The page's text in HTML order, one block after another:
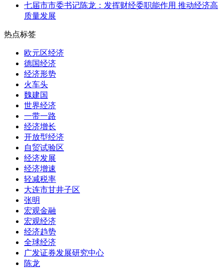
七届市市委书记陈龙：发挥财经委职能作用 推动经济高
质量发展
热点标签
欧元区经济
德国经济
经济形势
火车头
魏建国
世界经济
一带一路
经济增长
开放型经济
自贸试验区
经济发展
经济增速
轻减税率
大连市甘井子区
张明
宏观金融
宏观经济
经济趋势
全球经济
广发证券发展研究中心
陈龙